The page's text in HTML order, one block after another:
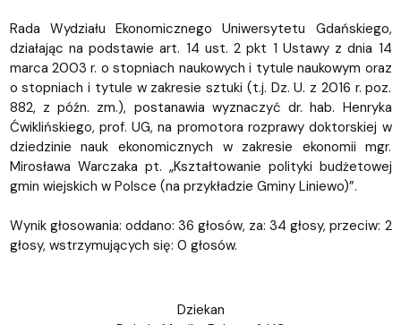
Rada Wydziału Ekonomicznego Uniwersytetu Gdańskiego,
działając na podstawie art. 14 ust. 2 pkt 1 Ustawy z dnia 14
marca 2003 r. o stopniach naukowych i tytule naukowym oraz
o stopniach i tytule w zakresie sztuki (t.j. Dz. U. z 2016 r. poz.
882, z późn. zm.), postanawia wyznaczyć dr. hab. Henryka
Ćwiklińskiego, prof. UG, na promotora rozprawy doktorskiej w
dziedzinie nauk ekonomicznych w zakresie ekonomii mgr.
Mirosława Warczaka pt. „Kształtowanie polityki budżetowej
gmin wiejskich w Polsce (na przykładzie Gminy Liniewo)”.
Wynik głosowania: oddano: 36 głosów, za: 34 głosy, przeciw: 2
głosy, wstrzymujących się: 0 głosów.
Dziekan